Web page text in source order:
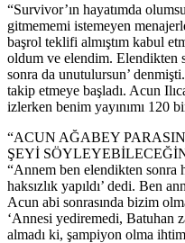
“Survivor’ın hayatımda
gitmememi istemeyen
başrol teklifi almıştım kabul
oldum ve elendim. Elendikten
sonra da unutulursun’
takip etmeye başladı. Acun
izlerken benim yayınımı 120
“ACUN AĞABEY
ŞEYİ
“Annem ben elendikten sonra
haksızlık yapıldı’ dedi. Ben
Acun abi sonrasında bizim
‘Annesi yediremedi, Batuhan
almadı ki, şampiyon olma